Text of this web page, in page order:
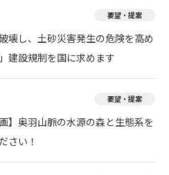
要望・提案
壊し、土砂災害発生の危険を高め
建設規制を国に求めます
要望・提案
】奥羽山脈の水源の森と生態系を
さい！